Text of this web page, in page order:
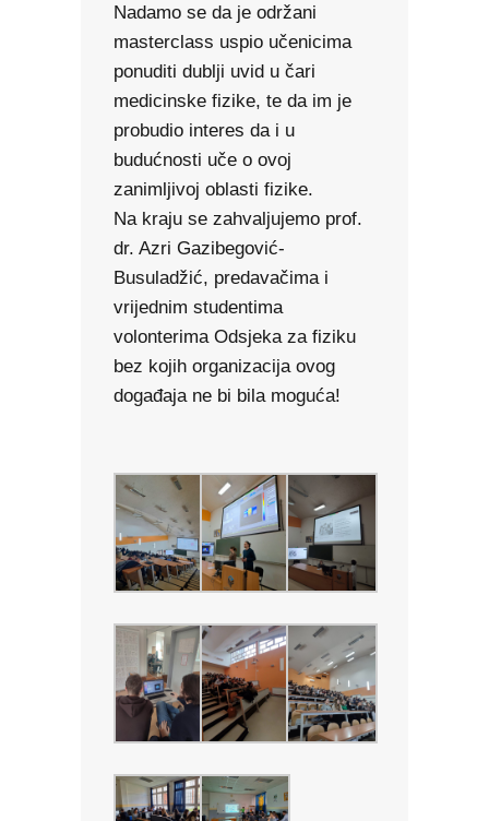
Nadamo se da je održani
masterclass uspio učenicima
ponuditi dublji uvid u čari
medicinske fizike, te da im je
probudio interes da i u
budućnosti uče o ovoj
zanimljivoj oblasti fizike.
Na kraju se zahvaljujemo prof.
dr. Azri Gazibegović-
Busuladžić, predavačima i
vrijednim studentima
volonterima Odsjeka za fiziku
bez kojih organizacija ovog
događaja ne bi bila moguća!